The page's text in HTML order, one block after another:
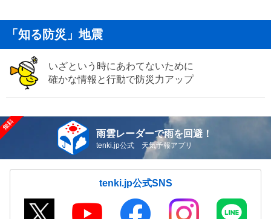
「知る防災」地震
いざという時にあわてないために
確かな情報と行動で防災力アップ
雨雲レーダーで雨を回避！
tenki.jp公式 天気予報アプリ
tenki.jp公式SNS